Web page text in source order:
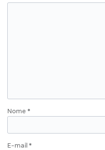
Nome *
E-mail *